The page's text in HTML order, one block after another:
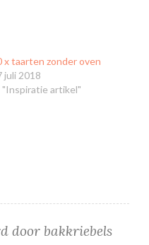
x taarten zonder oven
juli 2018
"Inspiratie artikel"
door bakkriebels